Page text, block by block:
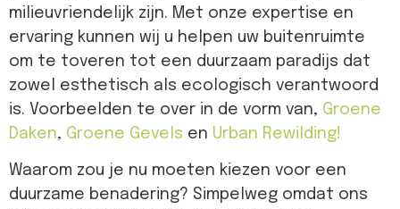
milieuvriendelijk zijn. Met onze expertise en
ervaring kunnen wij u helpen uw buitenruimte
om te toveren tot een duurzaam paradijs dat
zowel esthetisch als ecologisch verantwoord
is. Voorbeelden te over in de vorm van, Groene
Daken, Groene Gevels en Urban Rewilding!
Waarom zou je nu moeten kiezen voor een
duurzame benadering? Simpelweg omdat ons